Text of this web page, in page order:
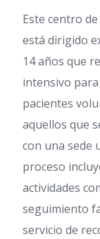
Este centro
está dirigido
14 años que
intensivo
pacientes
aquellos que
con una sede
proceso
actividades
seguimiento
servicio de